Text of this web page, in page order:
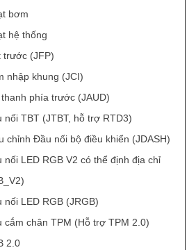
bơm
hệ thống
trước (JFP)
nhập khung (JCI)
thanh phía trước (JAUD)
nối TBT (JTBT, hỗ trợ RTD3)
chỉnh Đầu nối bộ điều khiển (JDASH)
nối LED RGB V2 có thể định địa chỉ
nối LED RGB (JRGB)
cắm chân TPM (Hỗ trợ TPM 2.0)
2.0